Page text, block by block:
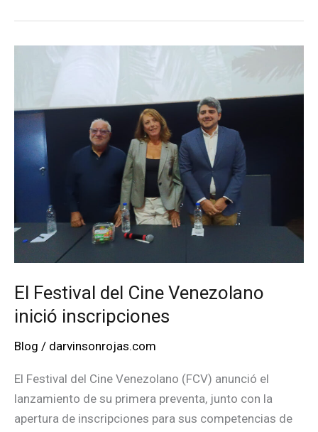
amigo
El Festival del Cine Venezolano
inició inscripciones
Blog / darvinsonrojas.com
El Festival del Cine Venezolano (FCV) anunció el
lanzamiento de su primera preventa, junto con la
apertura de inscripciones para sus competencias de